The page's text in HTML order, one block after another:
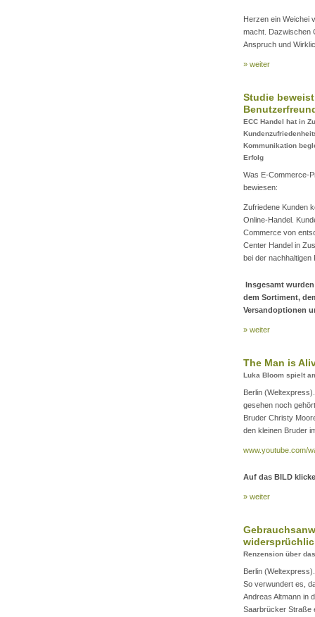
Herzen ein Weichei
macht. Dazwischen
Anspruch und
» weiter
Studie
ECC Handel hat in
Kommunikation
Erfolg
Was E-Commerce-
bewiesen:
Zufriedene Kunden
Online-Handel.
Commerce von
Center Handel in
bei der nachhaltigen
Insgesamt
dem Sortiment,
Versandoptionen
» weiter
The Man is
Luka Bloom spielt
Berlin
gesehen noch
Bruder Christy
den kleinen Bruder
www.youtube.com/
Auf das BILD
» weiter
Renzension über
Berlin
So verwundert es,
Andreas Altmann in
Saarbrücker Straße